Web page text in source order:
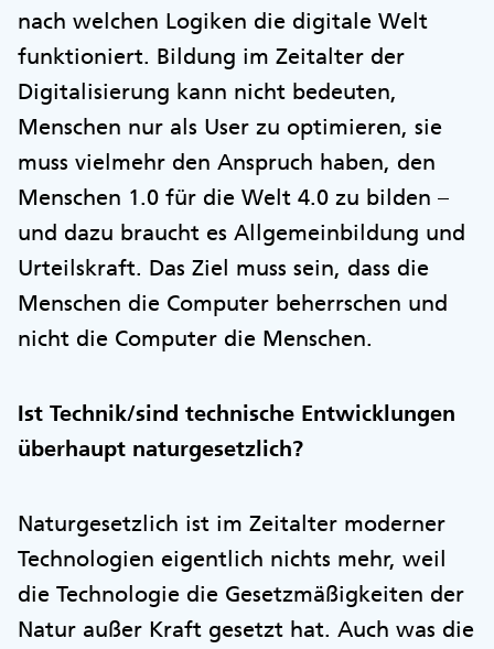
nach welchen Logiken die digitale Welt
funktioniert. Bildung im Zeitalter der
Digitalisierung kann nicht bedeuten,
Menschen nur als User zu optimieren, sie
muss vielmehr den Anspruch haben, den
Menschen 1.0 für die Welt 4.0 zu bilden –
und dazu braucht es Allgemeinbildung und
Urteilskraft. Das Ziel muss sein, dass die
Menschen die Computer beherrschen und
nicht die Computer die Menschen.
Ist Technik/sind technische Entwicklungen
überhaupt naturgesetzlich?
Naturgesetzlich ist im Zeitalter moderner
Technologien eigentlich nichts mehr, weil
die Technologie die Gesetzmäßigkeiten der
Natur außer Kraft gesetzt hat. Auch was die